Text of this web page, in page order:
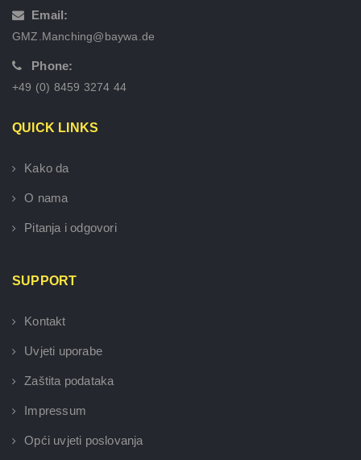
Email:
GMZ.Manching@baywa.de
Phone:
+49 (0) 8459 3274 44
QUICK LINKS
Kako da
O nama
Pitanja i odgovori
SUPPORT
Kontakt
Uvjeti uporabe
Zaštita podataka
Impressum
Opći uvjeti poslovanja